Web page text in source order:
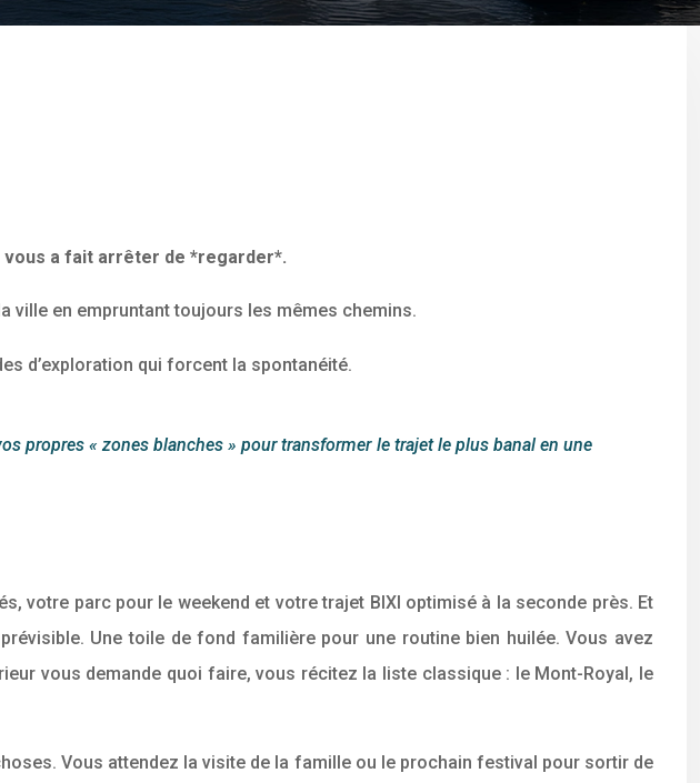
vous a fait arrêter de *regarder*.
ville en empruntant toujours les mêmes chemins.
d’exploration qui forcent la spontanéité.
propres « zones blanches » pour transformer le trajet le plus banal en une
parc pour le weekend et votre trajet BIXI optimisé à la seconde près. Et
Une toile de fond familière pour une routine bien huilée. Vous avez
vous demande quoi faire, vous récitez la liste classique : le Mont-Royal, le
Vous attendez la visite de la famille ou le prochain festival pour sortir de